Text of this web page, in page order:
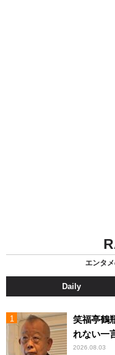
エンタ
Daily
笑福亭鶴
れない一
2026.08.03